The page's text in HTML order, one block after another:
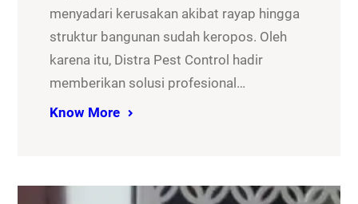
menyadari kerusakan akibat rayap hingga
struktur bangunan sudah keropos. Oleh
karena itu, Distra Pest Control hadir
memberikan solusi profesional…
Know More